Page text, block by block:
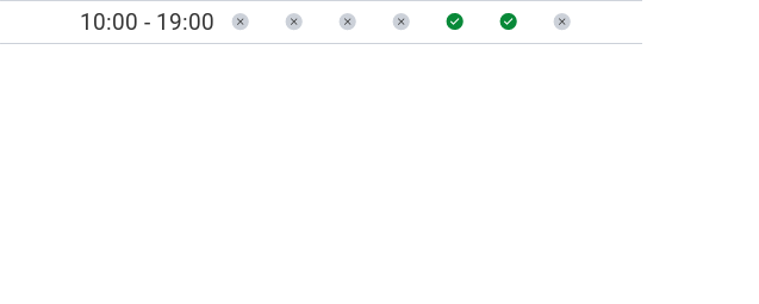
10:00 - 19:00